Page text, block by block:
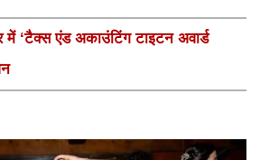
में ‘टैक्स एंड अकाउंटिंग टाइटन अवार्ड